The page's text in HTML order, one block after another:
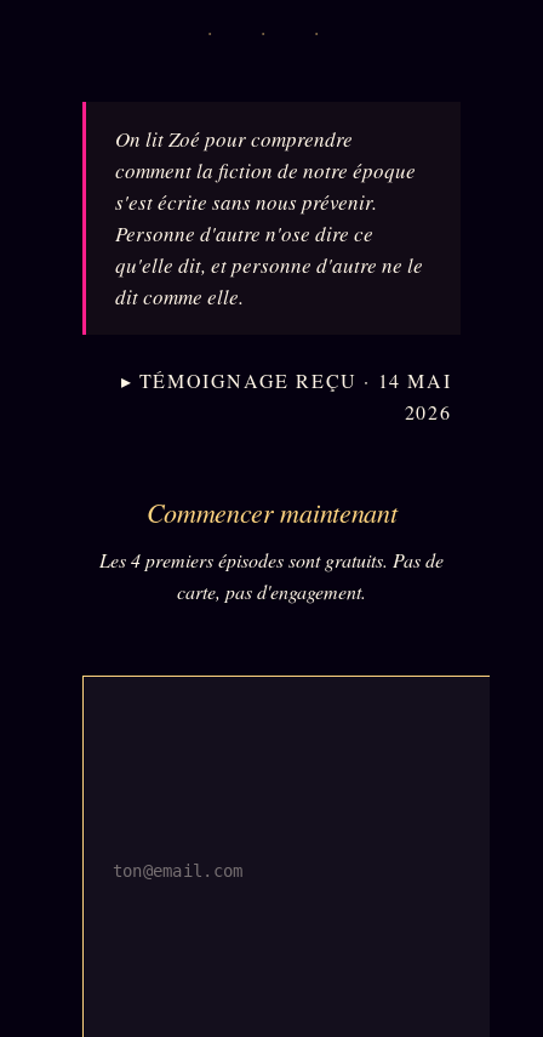
· · ·
On lit Zoé pour comprendre
comment la fiction de notre époque
s'est écrite sans nous prévenir.
Personne d'autre n'ose dire ce
qu'elle dit, et personne d'autre ne le
dit comme elle.
▸ TÉMOIGNAGE REÇU · 14 MAI
2026
Commencer maintenant
Les 4 premiers épisodes sont gratuits. Pas de
carte, pas d'engagement.